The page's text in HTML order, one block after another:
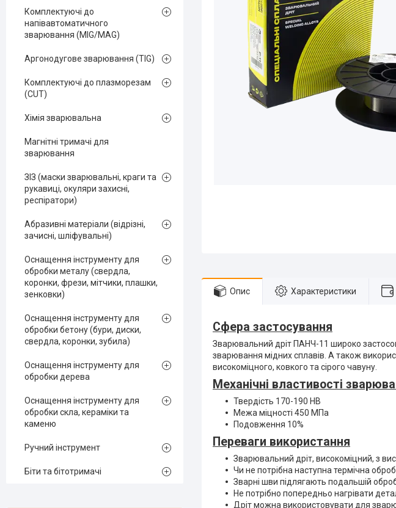
Опис Характеристики
Сфера застосування
Зварювальний дріт ПАНЧ-11 широко
зварювання мідних сплавів. А також
високоміцного, ковкого та сірого чавуну.
Механічні властивості
Твердість 170-190 НВ
Межа міцності 450 МПа
Подовження 10%
Переваги використання
Зварювальний дріт, високоміцний, з
Чи не потрібна наступна термічна
Зварні шви підлягають подальшій
Не потрібно попередньо нагрівати
Дріт можна використовувати для
Комплектуючі до
напівавтоматичного
зварювання (MIG/MAG)
Аргонодугове зварювання (TIG)
Комплектуючі до плазморезам
(CUT)
Хімія зварювальна
Магнітні тримачі для
зварювання
ЗІЗ (маски зварювальні, краги та
рукавиці, окуляри захисні,
респіратори)
Абразивні матеріали (відрізні,
зачисні, шліфувальні)
Оснащення інструменту для
обробки металу (свердла,
коронки, фрези, мітчики, плашки,
зенковки)
Оснащення інструменту для
обробки бетону (бури, диски,
свердла, коронки, зубила)
Оснащення інструменту для
обробки дерева
Оснащення інструменту для
обробки скла, кераміки та
каменю
Ручний інструмент
Біти та бітотримачі